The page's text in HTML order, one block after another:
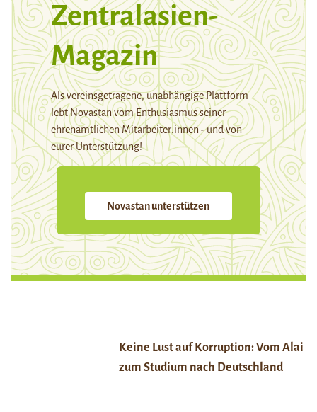
Zentralasien-
Magazin
Als vereinsgetragene, unabhängige Plattform
lebt Novastan vom Enthusiasmus seiner
ehrenamtlichen Mitarbeiter:innen - und von
eurer Unterstützung!
Novastan unterstützen
Keine Lust auf Korruption: Vom Alai
zum Studium nach Deutschland